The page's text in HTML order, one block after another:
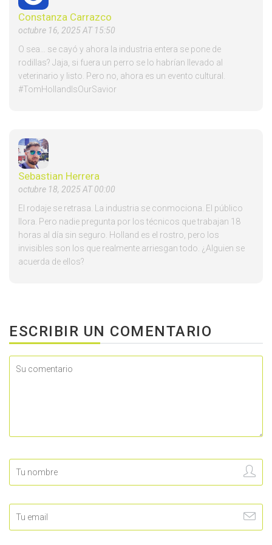
Constanza Carrazco
octubre 16, 2025 AT 15:50
O sea… se cayó y ahora la industria entera se pone de
rodillas? Jaja, si fuera un perro se lo habrían llevado al
veterinario y listo. Pero no, ahora es un evento cultural.
#TomHollandIsOurSavior
Sebastian Herrera
octubre 18, 2025 AT 00:00
El rodaje se retrasa. La industria se conmociona. El público
llora. Pero nadie pregunta por los técnicos que trabajan 18
horas al día sin seguro. Holland es el rostro, pero los
invisibles son los que realmente arriesgan todo. ¿Alguien se
acuerda de ellos?
ESCRIBIR UN COMENTARIO